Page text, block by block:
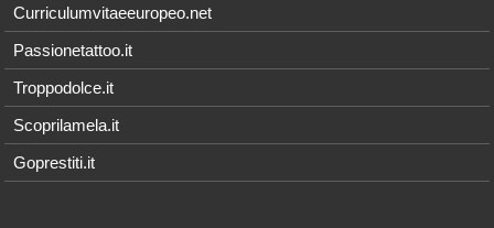
Curriculumvitaeeuropeo.net
Passionetattoo.it
Troppodolce.it
Scoprilamela.it
Goprestiti.it